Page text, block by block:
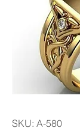
SKU: A-580